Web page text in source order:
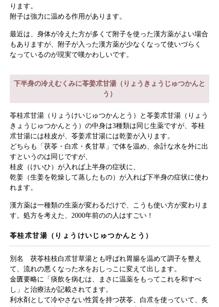
ります。
附子は強力に温める作用があります。
最近は、身体が冷えた方が多くて附子を使った漢方薬がよい場合
もありますが、附子が入った漢方薬が少なくなって使いづらく
なっているのが現実で嘆かわしいです。
下半身の冷えむくみに苓姜朮甘湯（りょうきょうじゅつかんと
う）
苓桂朮甘湯（りょうけいじゅつかんとう）と苓姜朮甘湯（りょう
きょうじゅつかんとう）の中身は3種類は同じ生薬ですが、苓桂
朮甘湯には桂皮が、苓姜朮甘湯には乾姜が入ります。
どちらも「茯苓・白朮・炙甘草」で体を温め、余計な水を外に出
すというのは同じですが、
桂皮（けいひ）が入れば上半身の症状に、
乾姜（生姜を乾燥して蒸したもの）が入れば下半身の症状に使わ
れます。
漢方薬は一種類の生薬が変わるだけで、こうも使い方が変わりま
す。処方を考えた、2000年前のの人はすごい！
苓桂朮甘湯（りょうけいじゅつかんとう）
別名 茯苓桂枝白朮甘草湯とも呼ばれ胃腸を温めて調子を整え
て、流れの悪くなった水をおしっこに変えて出します。
金匱要略に「痰飲を病むは、まさに温薬をもってこれを和すべ
し」と治療法が記載されてます。
利水剤として冷やさない性質を持つ茯苓、白朮を使っていて、炙